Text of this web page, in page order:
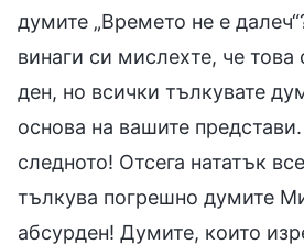
думите „Времето не е
винаги си мислехте, че
ден, но всички тълкувате
основа на вашите
следното! Отсега нататък
тълкува погрешно думите
абсурден! Думите, които